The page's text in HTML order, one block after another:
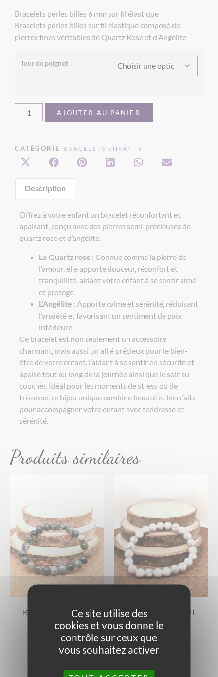
Bracelets perles billes 6 mm sur fil élastique
Bracelets perles billes sur fil élastique composé de
pierres fines véritables de Quartz Rose et d’Angélite
Tour de poignet
AJOUTER AU PANIER
CATÉGORIE BRACELETS ENFANTS
Description
Offrez à votre enfant un bracelet réconfortant et
apaisant, conçu avec des pierres semi-précieuses de
quartz rose et d’angélite.
Le Quartz rose : Connue comme la pierre de
l’amour, elle apporte douceur, réconfort et
tranquillité, aidant votre enfant à se sentir aimé
et protégé.
L’Angélite : Apporte calme et sérénité, réduisant
l’anxiété et favorisant un sentiment de paix
intérieure.
Ce bracelet est non seulement un accessoire
charmant, mais aussi un allié précieux pour le bien-
être de votre enfant, l’aidant à se sentir en sécurité et
apaisé tout au long de la journée ainsi que le soir au
coucher. Idéal pour les moments de stress ou de
tristesse, ce bijou unique combine beauté et bienfaits
pour accompagner votre enfant avec tendresse et
sérénité.
Produits similaires
BRACELET ENFANT
AGATE MOUSSE
BRACELET ENFANT
HOWLITE
Ce site utilise des
cookies et vous donne le
contrôle sur ceux que
vous souhaitez activer